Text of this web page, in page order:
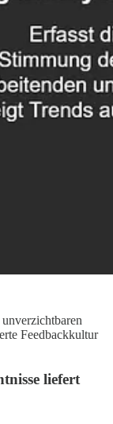
Feedbackkultur
liefert